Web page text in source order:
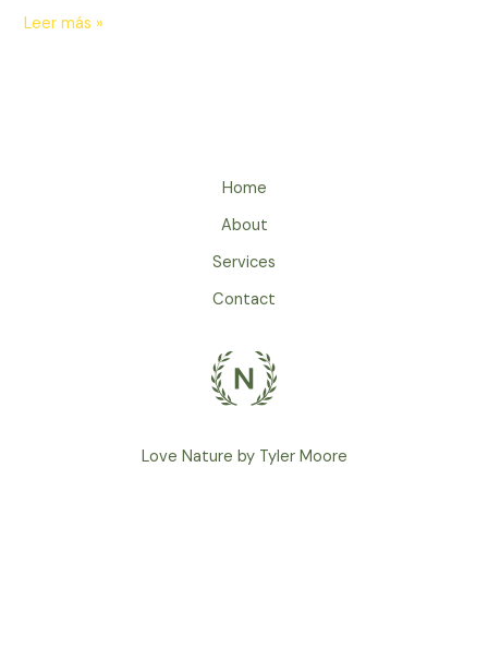
Leer más »
Home
About
Services
Contact
Love Nature by Tyler Moore